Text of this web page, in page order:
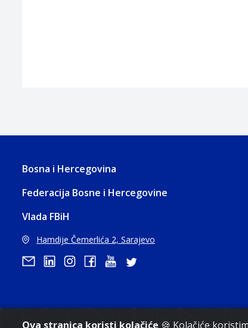
Ova stranica koristi kolačiće 🍪 Kolačiće
Bosna i Hercegovina
Federacija Bosne i Hercegovine
Vlada FBiH
Hamdije Čemerlića 2, Sarajevo